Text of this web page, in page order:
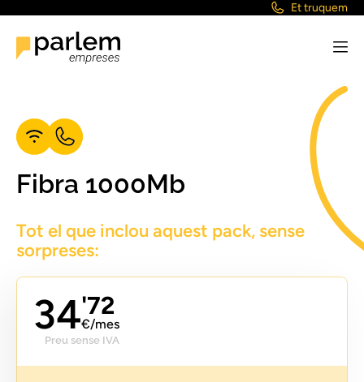
Et truquem
Fibra 1000Mb
Tot el que inclou aquest pack, sense
sorpreses:
34'72
€/mes
Preu sense IVA